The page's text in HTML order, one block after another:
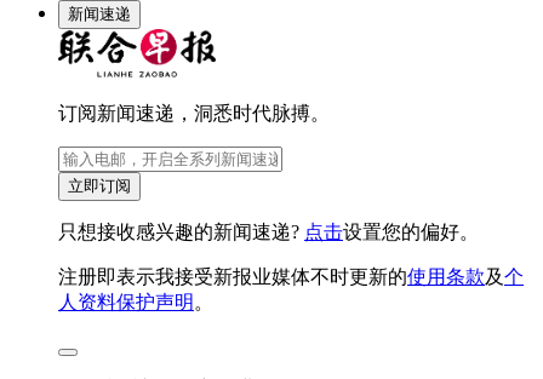
新闻速递
订阅新闻速递，洞悉时代脉搏。
立即订阅
只想接收感兴趣的新闻速递? 点击设置您的偏好。
注册即表示我接受新报业媒体不时更新的使用条款及个
人资料保护声明 。